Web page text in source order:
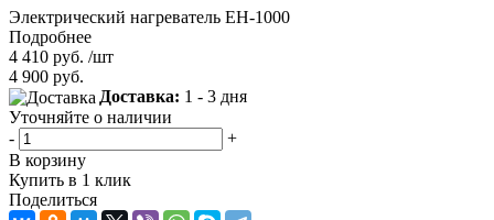
Электрический нагреватель EH-1000
Подробнее
4 410 руб. /шт
4 900 руб.
Доставка: 1 - 3 дня
Уточняйте о наличии
-
+
В корзину
Купить в 1 клик
Поделиться